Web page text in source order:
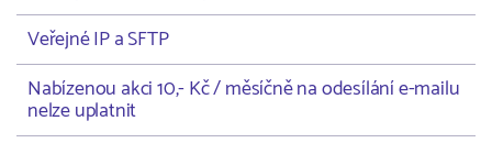
Veřejné IP a SFTP
Nabízenou akci 10,- Kč / měsíčně na odesílání e-mailu
nelze uplatnit